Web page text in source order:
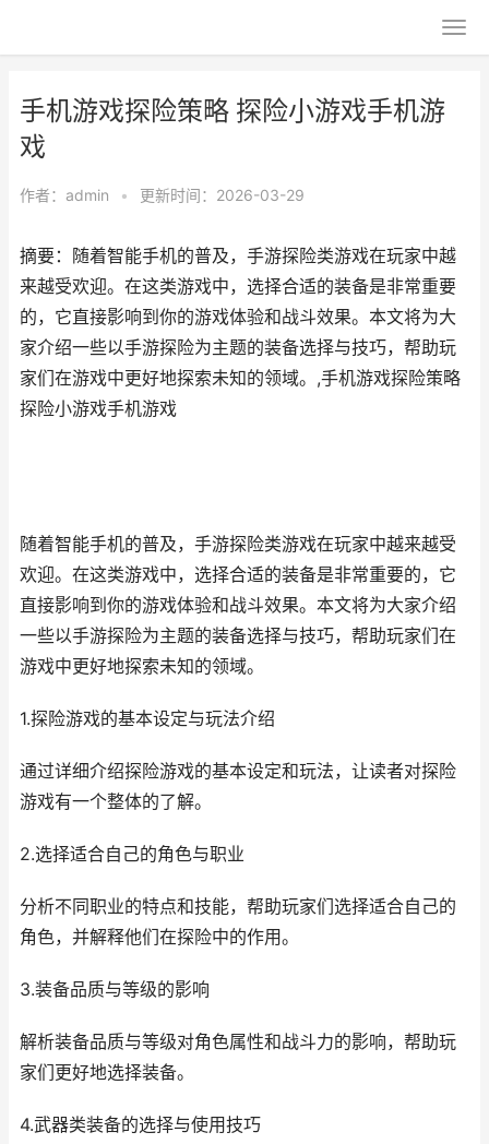
手机游戏探险策略 探险小游戏手机游
戏
作者： admin • 更新时间：2026-03-29
摘要：随着智能手机的普及，手游探险类游戏在玩家中越
来越受欢迎。在这类游戏中，选择合适的装备是非常重要
的，它直接影响到你的游戏体验和战斗效果。本文将为大
家介绍一些以手游探险为主题的装备选择与技巧，帮助玩
家们在游戏中更好地探索未知的领域。,手机游戏探险策略
探险小游戏手机游戏
随着智能手机的普及，手游探险类游戏在玩家中越来越受
欢迎。在这类游戏中，选择合适的装备是非常重要的，它
直接影响到你的游戏体验和战斗效果。本文将为大家介绍
一些以手游探险为主题的装备选择与技巧，帮助玩家们在
游戏中更好地探索未知的领域。
1.探险游戏的基本设定与玩法介绍
通过详细介绍探险游戏的基本设定和玩法，让读者对探险
游戏有一个整体的了解。
2.选择适合自己的角色与职业
分析不同职业的特点和技能，帮助玩家们选择适合自己的
角色，并解释他们在探险中的作用。
3.装备品质与等级的影响
解析装备品质与等级对角色属性和战斗力的影响，帮助玩
家们更好地选择装备。
4.武器类装备的选择与使用技巧